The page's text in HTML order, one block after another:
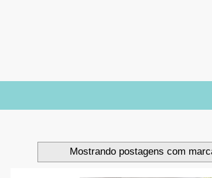
Mostrando postagens com